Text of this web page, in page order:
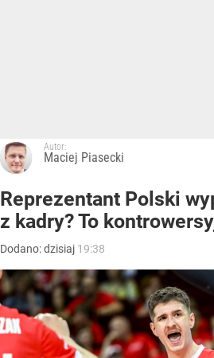
Autor:
Maciej Piasecki
Reprezentant Polski
z kadry? To
Dodano:dzisiaj 19:38